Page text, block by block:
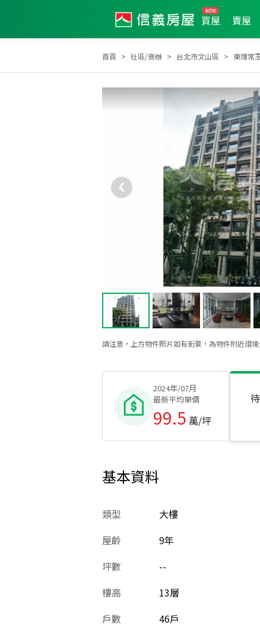
買屋 賣屋
首頁 社區/商辦 台北市文山區 東煒常
請注意，上方物件照片如有街景，為物件附近環
2025年2月區業績TOP2
2024年/07月
最新平均單價
99.5 萬/坪
基本資料
類型
大樓
屋齡
9年
坪數
--
樓高
13層
戶數
46戶